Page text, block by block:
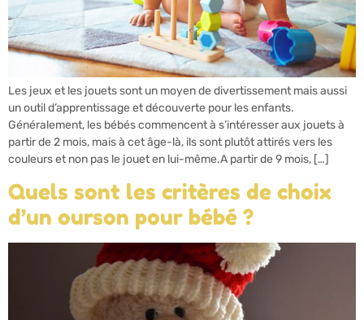
Les jeux et les jouets sont un moyen de divertissement mais aussi
un outil d’apprentissage et découverte pour les enfants.
Généralement, les bébés commencent à s’intéresser aux jouets à
partir de 2 mois, mais à cet âge-là, ils sont plutôt attirés vers les
couleurs et non pas le jouet en lui-même.A partir de 9 mois, […]
Quels sont les critères de choix
d’un ourson pour bébé ?